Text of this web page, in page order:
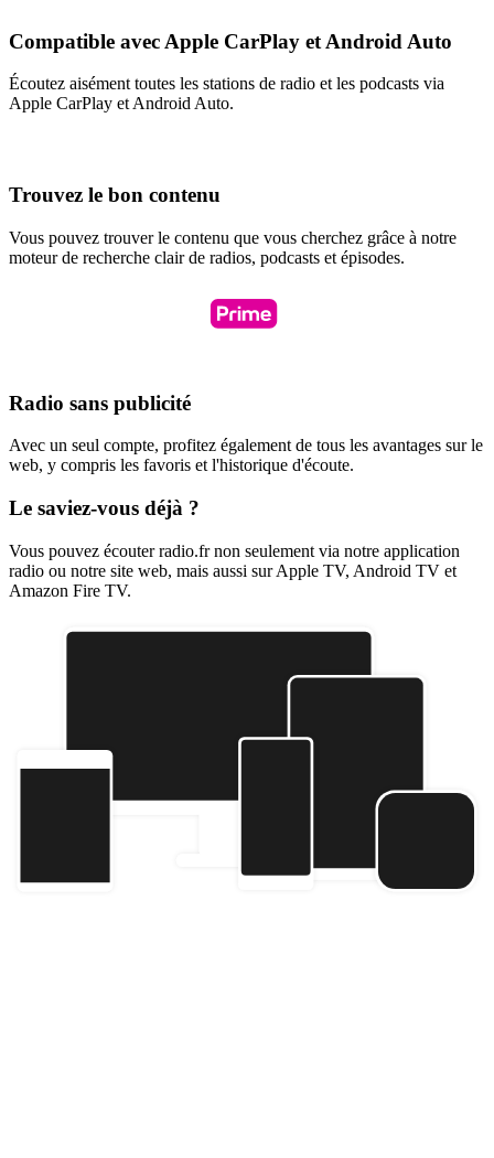
Compatible avec Apple CarPlay et Android Auto
Écoutez aisément toutes les stations de radio et les podcasts via
Apple CarPlay et Android Auto.
Trouvez le bon contenu
Vous pouvez trouver le contenu que vous cherchez grâce à notre
moteur de recherche clair de radios, podcasts et épisodes.
Radio sans publicité
Avec un seul compte, profitez également de tous les avantages sur le
web, y compris les favoris et l'historique d'écoute.
Le saviez-vous déjà ?
Vous pouvez écouter radio.fr non seulement via notre application
radio ou notre site web, mais aussi sur Apple TV, Android TV et
Amazon Fire TV.